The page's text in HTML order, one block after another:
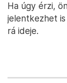
Ha úgy érzi,
jelentkezhet
rá ideje.